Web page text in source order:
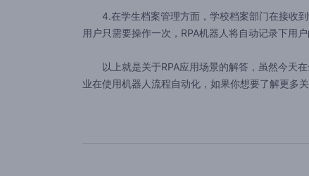
4.在学生档案管理方面，学校档案部门在接收到
用户只需要操作一次，RPA机器人将自动记录下用
以上就是关于RPA应用场景的解答，虽然今天在
业在使用机器人流程自动化，如果你想要了解更多